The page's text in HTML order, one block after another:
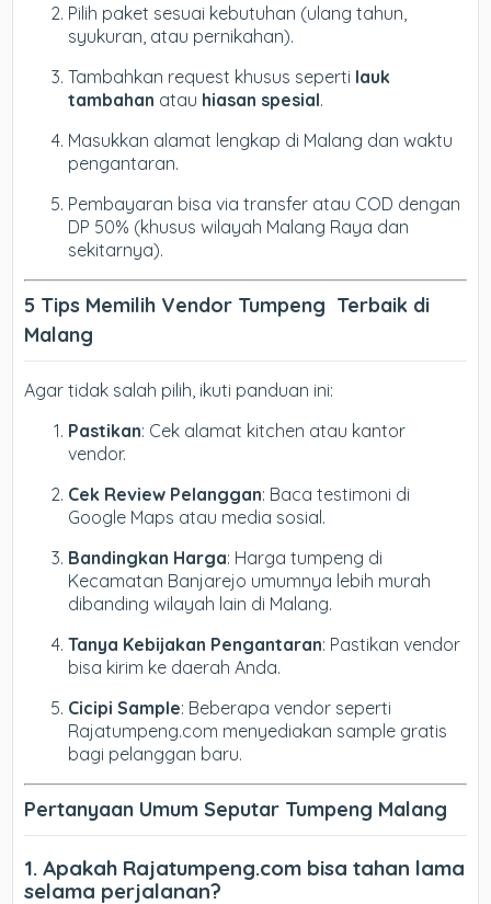
Pilih paket sesuai kebutuhan (ulang tahun,
syukuran, atau pernikahan).
Tambahkan request khusus seperti lauk
tambahan atau hiasan spesial.
Masukkan alamat lengkap di Malang dan waktu
pengantaran.
Pembayaran bisa via transfer atau COD dengan
DP 50% (khusus wilayah Malang Raya dan
sekitarnya).
5 Tips Memilih Vendor Tumpeng Terbaik di
Malang
Agar tidak salah pilih, ikuti panduan ini:
Pastikan: Cek alamat kitchen atau kantor
vendor.
Cek Review Pelanggan: Baca testimoni di
Google Maps atau media sosial.
Bandingkan Harga: Harga tumpeng di
Kecamatan Banjarejo umumnya lebih murah
dibanding wilayah lain di Malang.
Tanya Kebijakan Pengantaran: Pastikan vendor
bisa kirim ke daerah Anda.
Cicipi Sample: Beberapa vendor seperti
Rajatumpeng.com menyediakan sample gratis
bagi pelanggan baru.
Pertanyaan Umum Seputar Tumpeng Malang
1. Apakah Rajatumpeng.com bisa tahan lama
selama perjalanan?